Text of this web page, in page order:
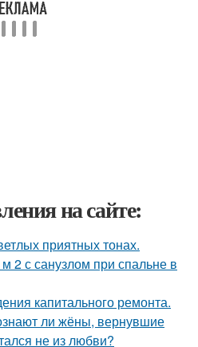
на сайте:
приятных тонах.
2 с санузлом при спальне в
капитального ремонта.
ли жёны, вернувшие
не из любви?